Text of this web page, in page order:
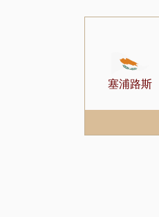
塞浦路斯